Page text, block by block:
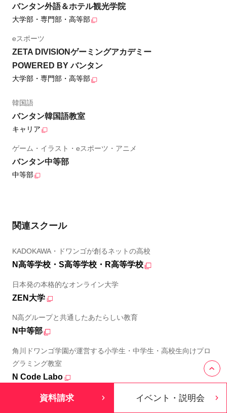
バンタン外語＆ホテル観光学院
大学部・専門部・高等部
eスポーツ
ZETA DIVISIONゲーミングアカデミー
POWERED BY バンタン
大学部・専門部・高等部
韓国語
バンタン韓国語教室
キャリア
ゲーム・イラスト・eスポーツ・アニメ
バンタン中等部
中等部
関連スクール
KADOKAWA・ドワンゴが創るネットの高校
N高等学校・S高等学校・R高等学校
日本発の本格的なオンライン大学
ZEN大学
N高グループと共通したあたらしい教育
N中等部
角川ドワンゴ学園が運営する小学生・中学生・高校生向けプロ
グラミング教室
N Code Labo
資料請求 イベント・説明会